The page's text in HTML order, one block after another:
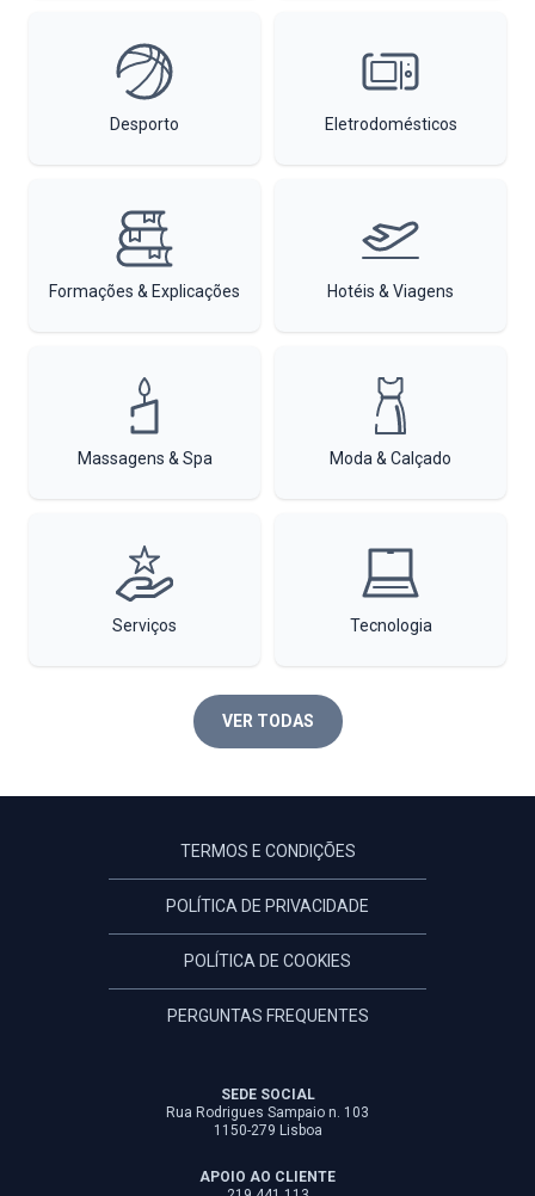
Desporto Eletrodomésticos
Formações & Explicações Hotéis & Viagens
Massagens & Spa Moda & Calçado
Serviços Tecnologia
VER TODAS
TERMOS E CONDIÇÕES
POLÍTICA DE PRIVACIDADE
POLÍTICA DE COOKIES
PERGUNTAS FREQUENTES
SEDE SOCIAL
Rua Rodrigues Sampaio n. 103
1150-279 Lisboa
APOIO AO CLIENTE